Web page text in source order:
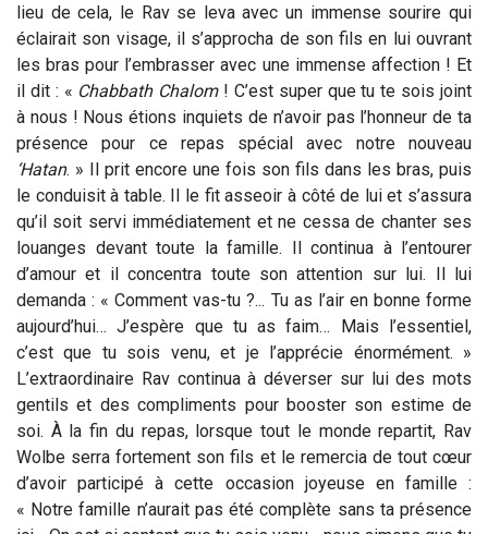
lieu de cela, le Rav se leva avec un immense sourire qui
éclairait son visage, il s’approcha de son fils en lui ouvrant
les bras pour l’embrasser avec une immense affection ! Et
il dit : « Chabbath Chalom ! C’est super que tu te sois joint
à nous ! Nous étions inquiets de n’avoir pas l’honneur de ta
présence pour ce repas spécial avec notre nouveau
‘Hatan. » Il prit encore une fois son fils dans les bras, puis
le conduisit à table. Il le fit asseoir à côté de lui et s’assura
qu’il soit servi immédiatement et ne cessa de chanter ses
louanges devant toute la famille. Il continua à l’entourer
d’amour et il concentra toute son attention sur lui. Il lui
demanda : « Comment vas-tu ?... Tu as l’air en bonne forme
aujourd’hui… J’espère que tu as faim… Mais l’essentiel,
c’est que tu sois venu, et je l’apprécie énormément. »
L’extraordinaire Rav continua à déverser sur lui des mots
gentils et des compliments pour booster son estime de
soi. À la fin du repas, lorsque tout le monde repartit, Rav
Wolbe serra fortement son fils et le remercia de tout cœur
d’avoir participé à cette occasion joyeuse en famille :
« Notre famille n’aurait pas été complète sans ta présence